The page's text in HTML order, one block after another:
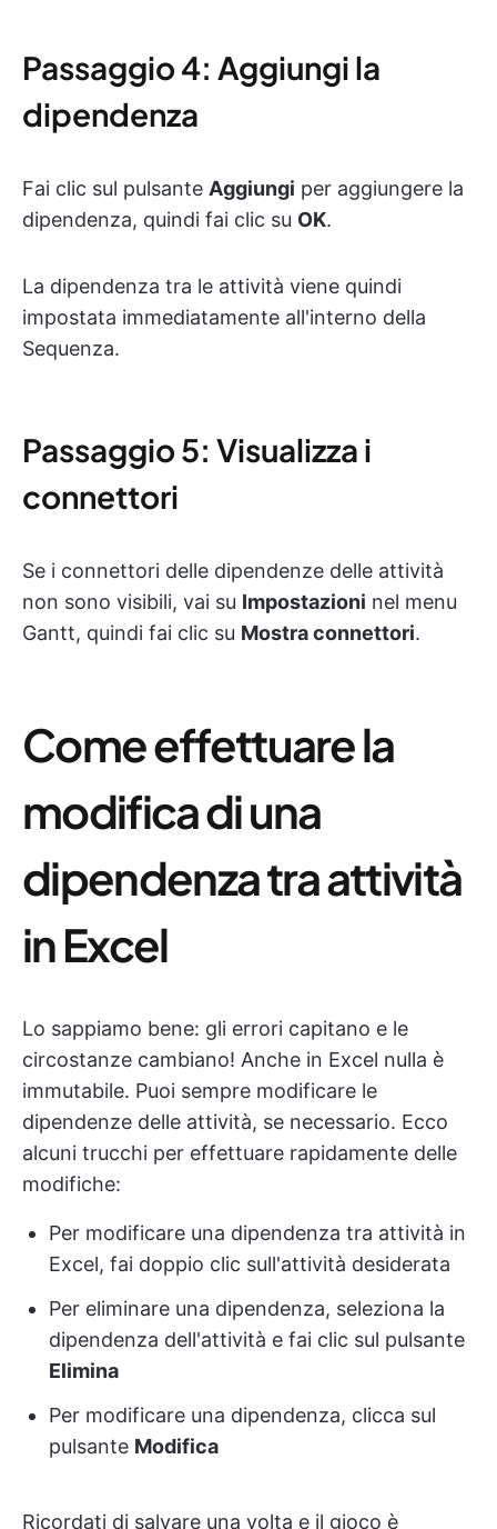
Passaggio 4: Aggiungi la
dipendenza
Fai clic sul pulsante Aggiungi per aggiungere la
dipendenza, quindi fai clic su OK.
La dipendenza tra le attività viene quindi
impostata immediatamente all'interno della
Sequenza.
Passaggio 5: Visualizza i
connettori
Se i connettori delle dipendenze delle attività
non sono visibili, vai su Impostazioni nel menu
Gantt, quindi fai clic su Mostra connettori.
Come effettuare la
modifica di una
dipendenza tra attività
in Excel
Lo sappiamo bene: gli errori capitano e le
circostanze cambiano! Anche in Excel nulla è
immutabile. Puoi sempre modificare le
dipendenze delle attività, se necessario. Ecco
alcuni trucchi per effettuare rapidamente delle
modifiche:
Per modificare una dipendenza tra attività in
Excel, fai doppio clic sull'attività desiderata
Per eliminare una dipendenza, seleziona la
dipendenza dell'attività e fai clic sul pulsante
Elimina
Per modificare una dipendenza, clicca sul
pulsante Modifica
Ricordati di salvare una volta e il gioco è